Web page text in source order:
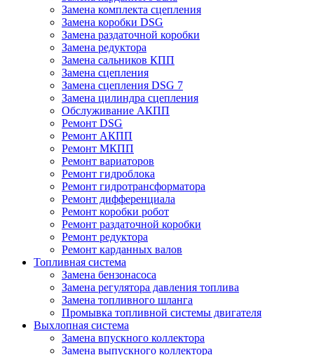
Замена комплекта сцепления
Замена коробки DSG
Замена раздаточной коробки
Замена редуктора
Замена сальников КПП
Замена сцепления
Замена сцепления DSG 7
Замена цилиндра сцепления
Обслуживание АКПП
Ремонт DSG
Ремонт АКПП
Ремонт МКПП
Ремонт вариаторов
Ремонт гидроблока
Ремонт гидротрансформатора
Ремонт дифференциала
Ремонт коробки робот
Ремонт раздаточной коробки
Ремонт редуктора
Ремонт карданных валов
Топливная система
Замена бензонасоса
Замена регулятора давления топлива
Замена топливного шланга
Промывка топливной системы двигателя
Выхлопная система
Замена впускного коллектора
Замена выпускного коллектора